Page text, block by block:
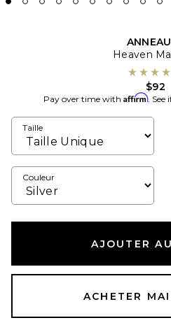
Heaven
$92
Pay over time with Affirm. See
Taille
Couleur
AJOUTER
ACHETER